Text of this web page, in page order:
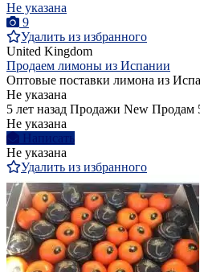
Не указана
9
Удалить из избранного
United Kingdom
Продаем лимоны из Испании
Оптовые поставки лимона из
Не указана
5 лет назад Продажи New Продам
Не указана
Написать
Не указана
Удалить из избранного